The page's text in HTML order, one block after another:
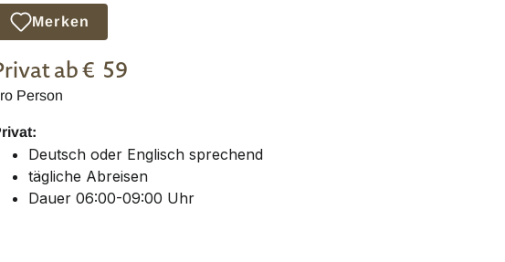
Merken
ab € 59
Person
Deutsch oder Englisch sprechend
tägliche Abreisen
Dauer 06:00-09:00 Uhr